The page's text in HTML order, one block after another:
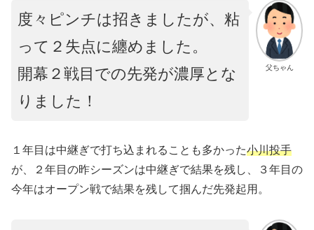
父ちゃん
度々ピンチは招きましたが、粘
って２失点に纏めました。
開幕２戦目での先発が濃厚とな
りました！
１年目は中継ぎで打ち込まれることも多かった小川投手
が、２年目の昨シーズンは中継ぎで結果を残し、３年目の
今年はオープン戦で結果を残して掴んだ先発起用。